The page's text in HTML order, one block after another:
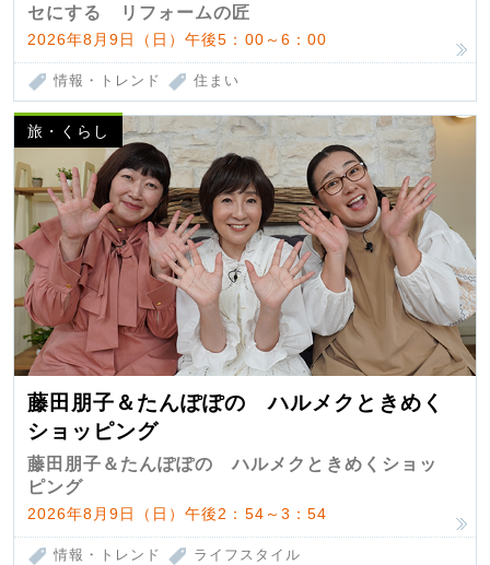
セにする リフォームの匠
2026年8月9日（日）午後5：00～6：00
情報・トレンド 住まい
旅・くらし
藤田朋子＆たんぽぽの ハルメクときめく
ショッピング
藤田朋子＆たんぽぽの ハルメクときめくショッ
ピング
2026年8月9日（日）午後2：54～3：54
情報・トレンド ライフスタイル